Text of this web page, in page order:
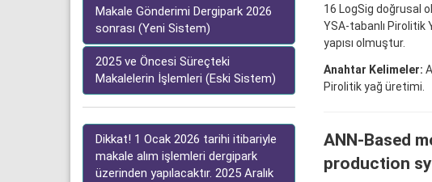
Makale Gönderimi Dergipark 2026
sonrası (Yeni Sistem)
2025 ve Öncesi Süreçteki
Makalelerin İşlemleri (Eski Sistem)
Dikkat! 1 Ocak 2026 tarihi itibariyle
makale alım işlemleri dergipark
üzerinden yapılacaktır. 2025 Aralık
16 LogSig doğrusal
YSA-tabanlı Pirolitik
yapısı olmuştur.
Anahtar Kelimeler:
Pirolitik yağ üretimi.
ANN-Based
production